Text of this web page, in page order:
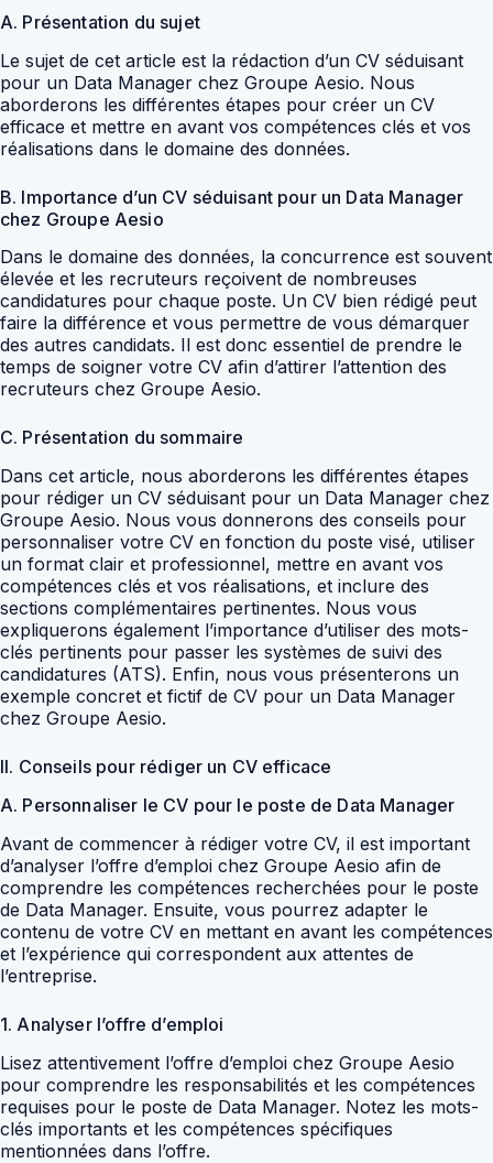
A. Présentation du sujet
Le sujet de cet article est la rédaction d’un CV séduisant
pour un Data Manager chez Groupe Aesio. Nous
aborderons les différentes étapes pour créer un CV
efficace et mettre en avant vos compétences clés et vos
réalisations dans le domaine des données.
B. Importance d’un CV séduisant pour un Data Manager
chez Groupe Aesio
Dans le domaine des données, la concurrence est souvent
élevée et les recruteurs reçoivent de nombreuses
candidatures pour chaque poste. Un CV bien rédigé peut
faire la différence et vous permettre de vous démarquer
des autres candidats. Il est donc essentiel de prendre le
temps de soigner votre CV afin d’attirer l’attention des
recruteurs chez Groupe Aesio.
C. Présentation du sommaire
Dans cet article, nous aborderons les différentes étapes
pour rédiger un CV séduisant pour un Data Manager chez
Groupe Aesio. Nous vous donnerons des conseils pour
personnaliser votre CV en fonction du poste visé, utiliser
un format clair et professionnel, mettre en avant vos
compétences clés et vos réalisations, et inclure des
sections complémentaires pertinentes. Nous vous
expliquerons également l’importance d’utiliser des mots-
clés pertinents pour passer les systèmes de suivi des
candidatures (ATS). Enfin, nous vous présenterons un
exemple concret et fictif de CV pour un Data Manager
chez Groupe Aesio.
II. Conseils pour rédiger un CV efficace
A. Personnaliser le CV pour le poste de Data Manager
Avant de commencer à rédiger votre CV, il est important
d’analyser l’offre d’emploi chez Groupe Aesio afin de
comprendre les compétences recherchées pour le poste
de Data Manager. Ensuite, vous pourrez adapter le
contenu de votre CV en mettant en avant les compétences
et l’expérience qui correspondent aux attentes de
l’entreprise.
1. Analyser l’offre d’emploi
Lisez attentivement l’offre d’emploi chez Groupe Aesio
pour comprendre les responsabilités et les compétences
requises pour le poste de Data Manager. Notez les mots-
clés importants et les compétences spécifiques
mentionnées dans l’offre.